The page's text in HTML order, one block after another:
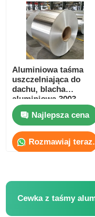
Aluminiowa taśma
uszczelniająca do
dachu, blacha
aluminiowa 3003,
szerokość 100mm–
2600mmNajlepsza cena
Rozmawiaj teraz.
Cewka z taśmy